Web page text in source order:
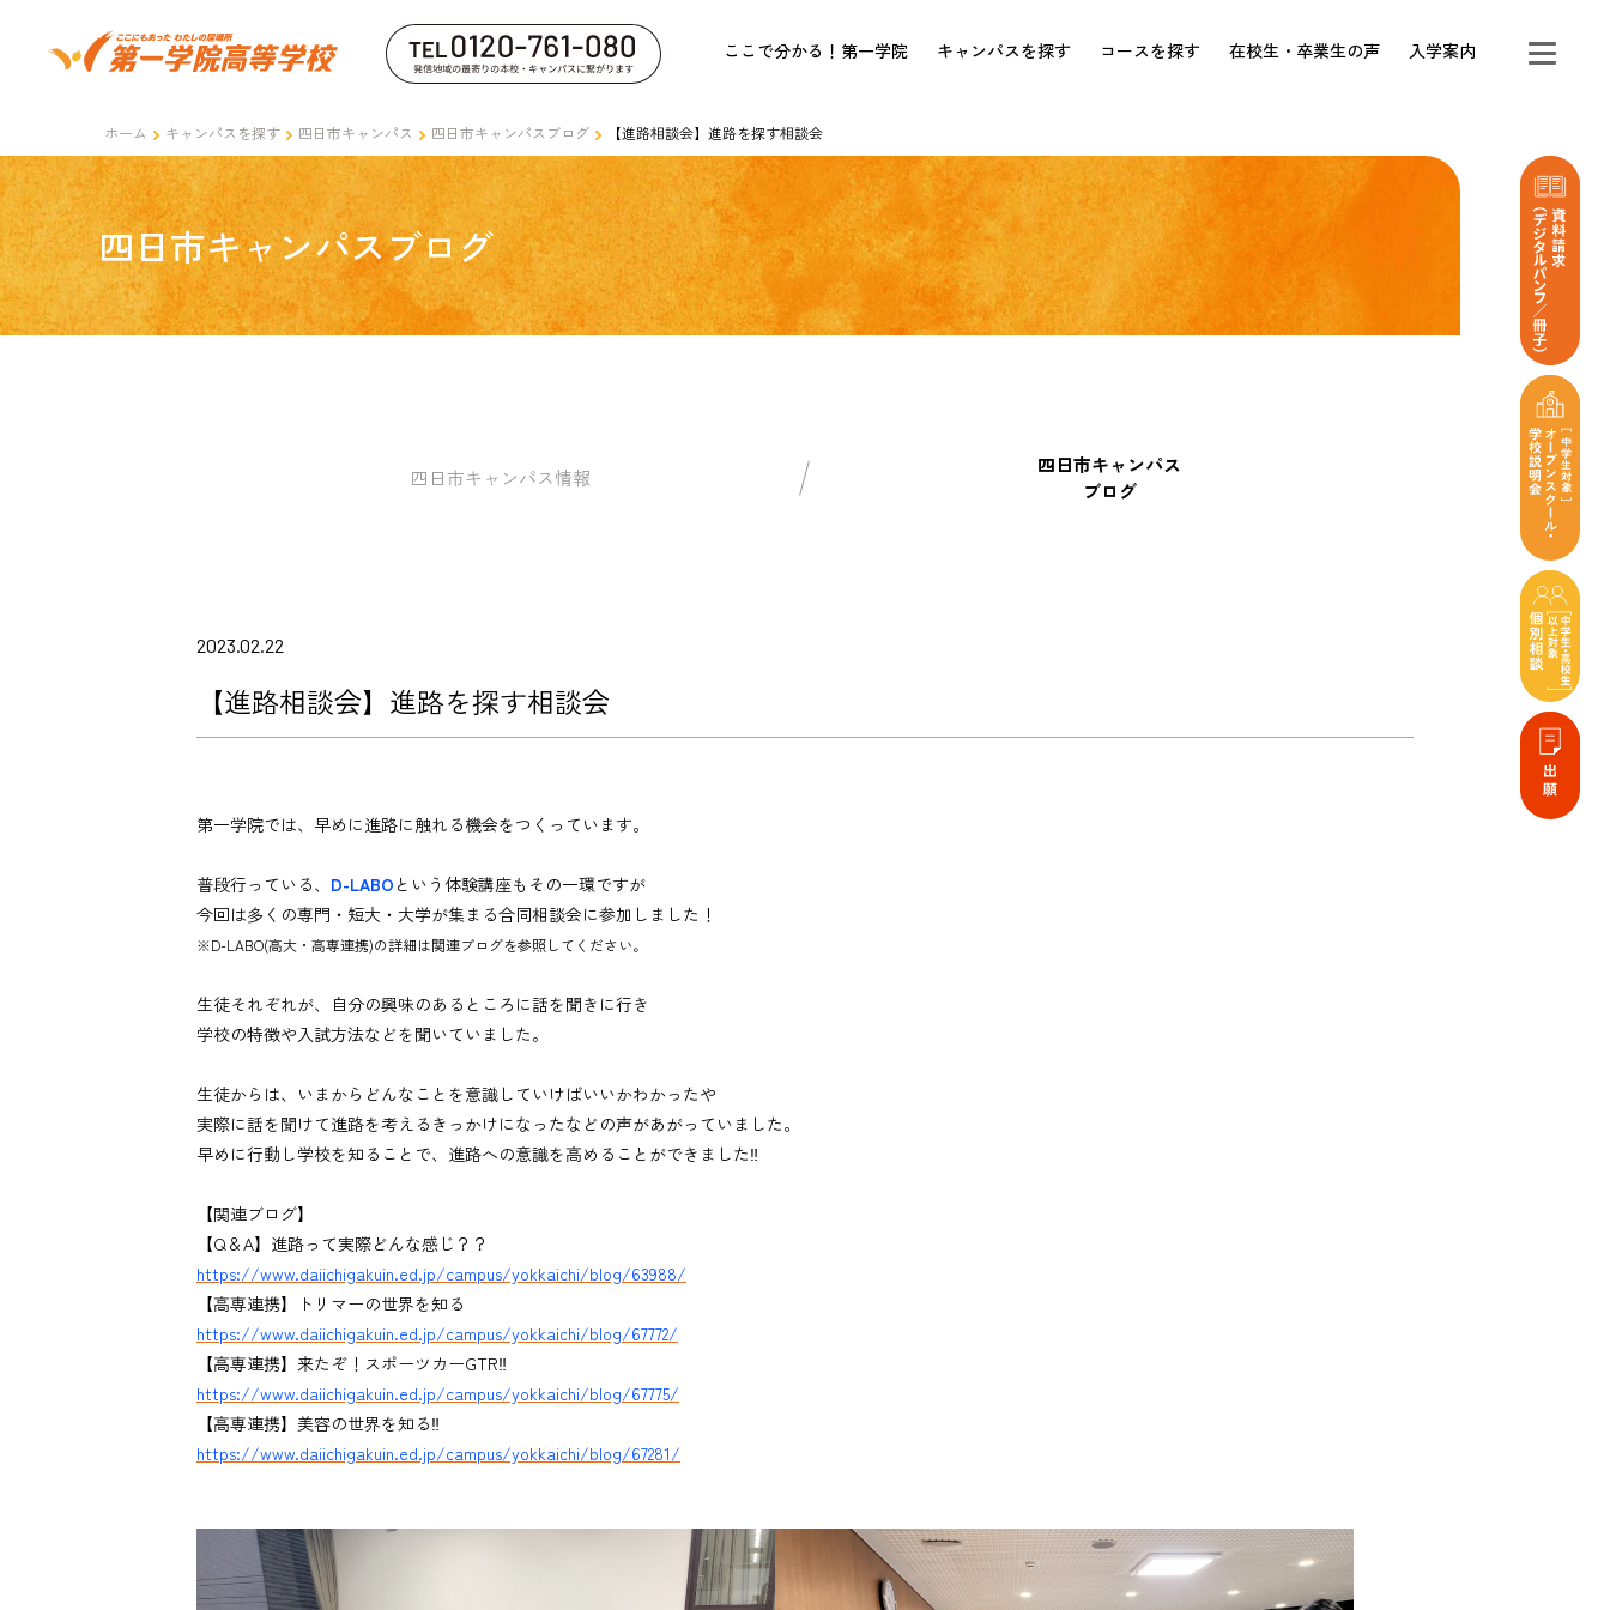
ここで分かる！第一学院 キャンパスを探す コースを探す 在校生・卒業生の声 入学案内
ホーム キャンパスを探す 四日市キャンパス 四日市キャンパスブログ 【進路相談会】進路を探す相談会
四日市キャンパスブログ
四日市キャンパス情報
四日市キャンパス
ブログ
2023.02.22
【進路相談会】進路を探す相談会
第一学院では、早めに進路に触れる機会をつくっています。
普段行っている、 D-LABO という体験講座もその一環ですが
今回は多くの専門・短大・大学が集まる合同相談会に参加しました！
※D-LABO(高大・高専連携)の詳細は関連ブログを参照してください。
生徒それぞれが、自分の興味のあるところに話を聞きに行き
学校の特徴や入試方法などを聞いていました。
生徒からは、いまからどんなことを意識していけばいいかわかったや
実際に話を聞けて進路を考えるきっかけになったなどの声があがっていました。
早めに行動し学校を知ることで、進路への意識を高めることができました‼
【関連ブログ】
【Q＆A】進路って実際どんな感じ？？
https://www.daiichigakuin.ed.jp/campus/yokkaichi/blog/63988/
【高専連携】トリマーの世界を知る
https://www.daiichigakuin.ed.jp/campus/yokkaichi/blog/67772/
【高専連携】来たぞ！スポーツカーGTR‼
https://www.daiichigakuin.ed.jp/campus/yokkaichi/blog/67775/
【高専連携】美容の世界を知る‼
https://www.daiichigakuin.ed.jp/campus/yokkaichi/blog/67281/